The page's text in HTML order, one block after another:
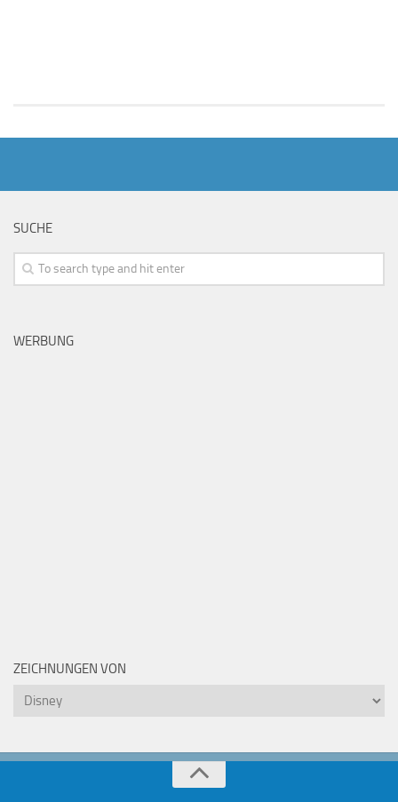
SUCHE
WERBUNG
ZEICHNUNGEN VON
Zeichnungen